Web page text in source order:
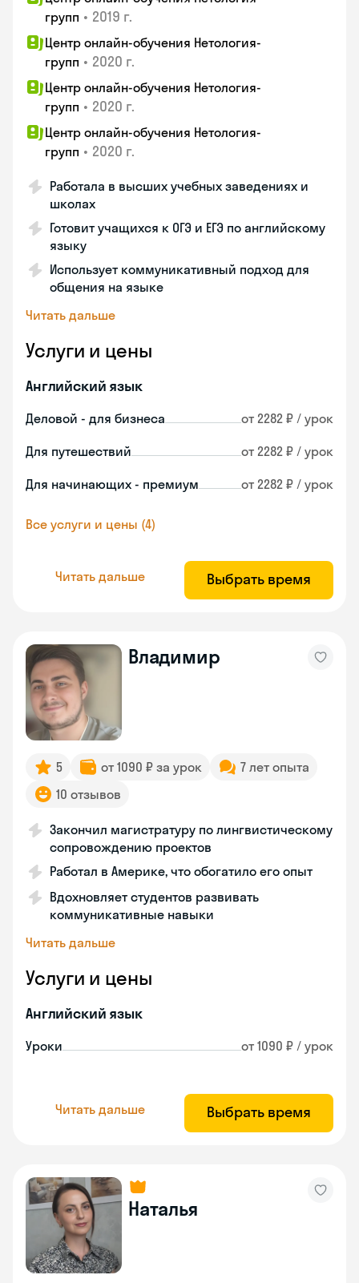
групп • 2019 г.
Центр онлайн-обучения Нетология-
групп • 2020 г.
Центр онлайн-обучения Нетология-
групп • 2020 г.
Центр онлайн-обучения Нетология-
групп • 2020 г.
Работала в высших учебных заведениях и
школах
Готовит учащихся к ОГЭ и ЕГЭ по английскому
языку
Использует коммуникативный подход для
общения на языке
Читать дальше
Услуги и цены
Английский язык
Деловой - для бизнеса от 2282 ₽ / урок
Для путешествий от 2282 ₽ / урок
Для начинающих - премиум от 2282 ₽ / урок
Все услуги и цены (4)
Читать дальше Выбрать время
Владимир
5 от 1090 ₽ за урок
7 лет опыта
10 отзывов
Закончил магистратуру по лингвистическому
сопровождению проектов
Работал в Америке, что обогатило его опыт
Вдохновляет студентов развивать
коммуникативные навыки
Читать дальше
Услуги и цены
Английский язык
Уроки от 1090 ₽ / урок
Читать дальше Выбрать время
Наталья